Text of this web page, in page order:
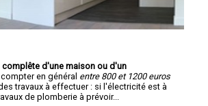
complête d'une maison ou d'un
compter en général entre 800 et 1200 euros
travaux à effectuer : si l'électricité est à
de plomberie à prévoir...